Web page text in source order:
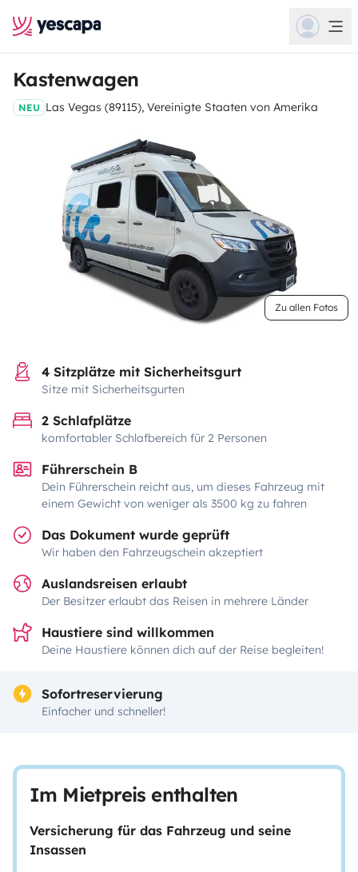
Kastenwagen
NEU Las Vegas (89115), Vereinigte Staaten von Amerika
Zu allen Fotos
4 Sitzplätze mit Sicherheitsgurt
Sitze mit Sicherheitsgurten
2 Schlafplätze
komfortabler Schlafbereich für 2 Personen
Führerschein B
Dein Führerschein reicht aus, um dieses Fahrzeug mit
einem Gewicht von weniger als 3500 kg zu fahren
Das Dokument wurde geprüft
Wir haben den Fahrzeugschein akzeptiert
Auslandsreisen erlaubt
Der Besitzer erlaubt das Reisen in mehrere Länder
Haustiere sind willkommen
Deine Haustiere können dich auf der Reise begleiten!
Sofortreservierung
Einfacher und schneller!
Im Mietpreis enthalten
Versicherung für das Fahrzeug und seine
Insassen